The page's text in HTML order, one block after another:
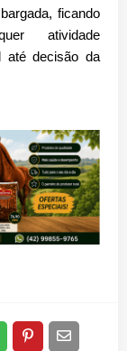
, ficando
atividade
até decisão da